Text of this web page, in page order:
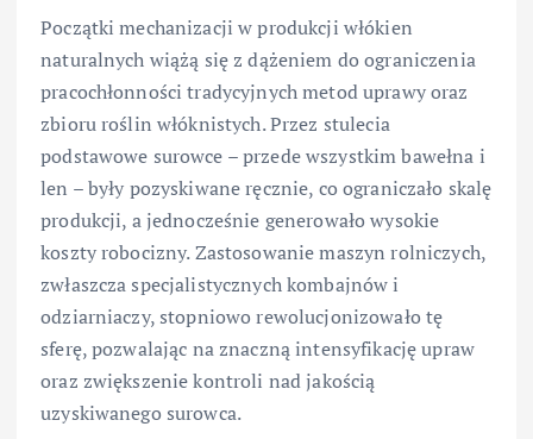
Początki mechanizacji w produkcji włókien
naturalnych wiążą się z dążeniem do ograniczenia
pracochłonności tradycyjnych metod uprawy oraz
zbioru roślin włóknistych. Przez stulecia
podstawowe surowce – przede wszystkim bawełna i
len – były pozyskiwane ręcznie, co ograniczało skalę
produkcji, a jednocześnie generowało wysokie
koszty robocizny. Zastosowanie maszyn rolniczych,
zwłaszcza specjalistycznych kombajnów i
odziarniaczy, stopniowo rewolucjonizowało tę
sferę, pozwalając na znaczną intensyfikację upraw
oraz zwiększenie kontroli nad jakością
uzyskiwanego surowca.